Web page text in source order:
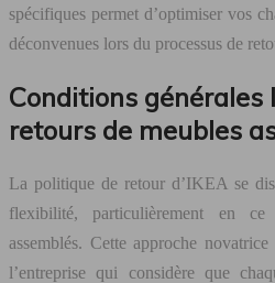
spécifiques permet d’optimiser vos
déconvenues lors du processus de
Conditions générales
retours de meubles
La politique de retour d’IKEA se
flexibilité, particulièrement en
assemblés. Cette approche
l’entreprise qui considère que